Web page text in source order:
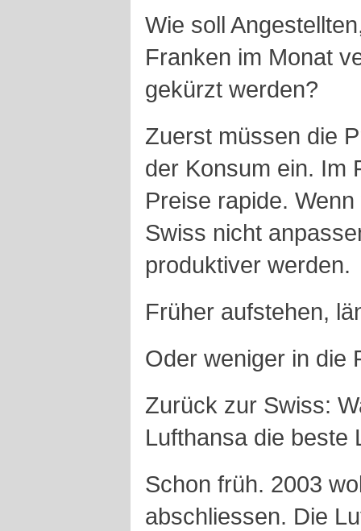
Wie soll
Franken im Monat
gekürzt werden?
Zuerst müssen die
der Konsum ein. Im
Preise rapide.
Swiss nicht
produktiver werden.
Früher aufstehen,
Oder weniger in die
Zurück zur Swiss:
Lufthansa die beste
Schon früh. 2003
abschliessen. Die